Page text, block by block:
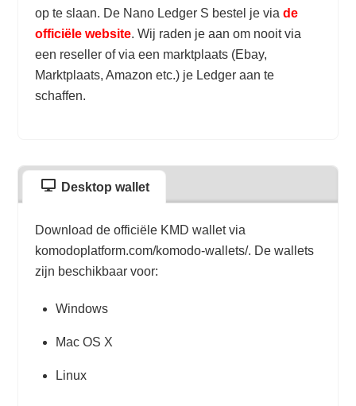
op te slaan. De Nano Ledger S bestel je viade
officiële website. Wij raden je aan om nooit via
een reseller of via een marktplaats (Ebay,
Marktplaats, Amazon etc.) je Ledger aan te
schaffen.
Desktop wallet
Download de officiële KMD wallet via
komodoplatform.com/komodo-wallets/. De wallets
zijn beschikbaar voor:
Windows
Mac OS X
Linux